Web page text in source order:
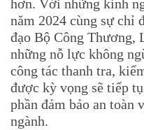
hơn. Với những kinh
năm 2024 cùng sự chỉ
đạo Bộ Công Thương,
những nỗ lực không
công tác thanh tra,
được kỳ vọng sẽ tiếp
phần đảm bảo an toàn
ngành.